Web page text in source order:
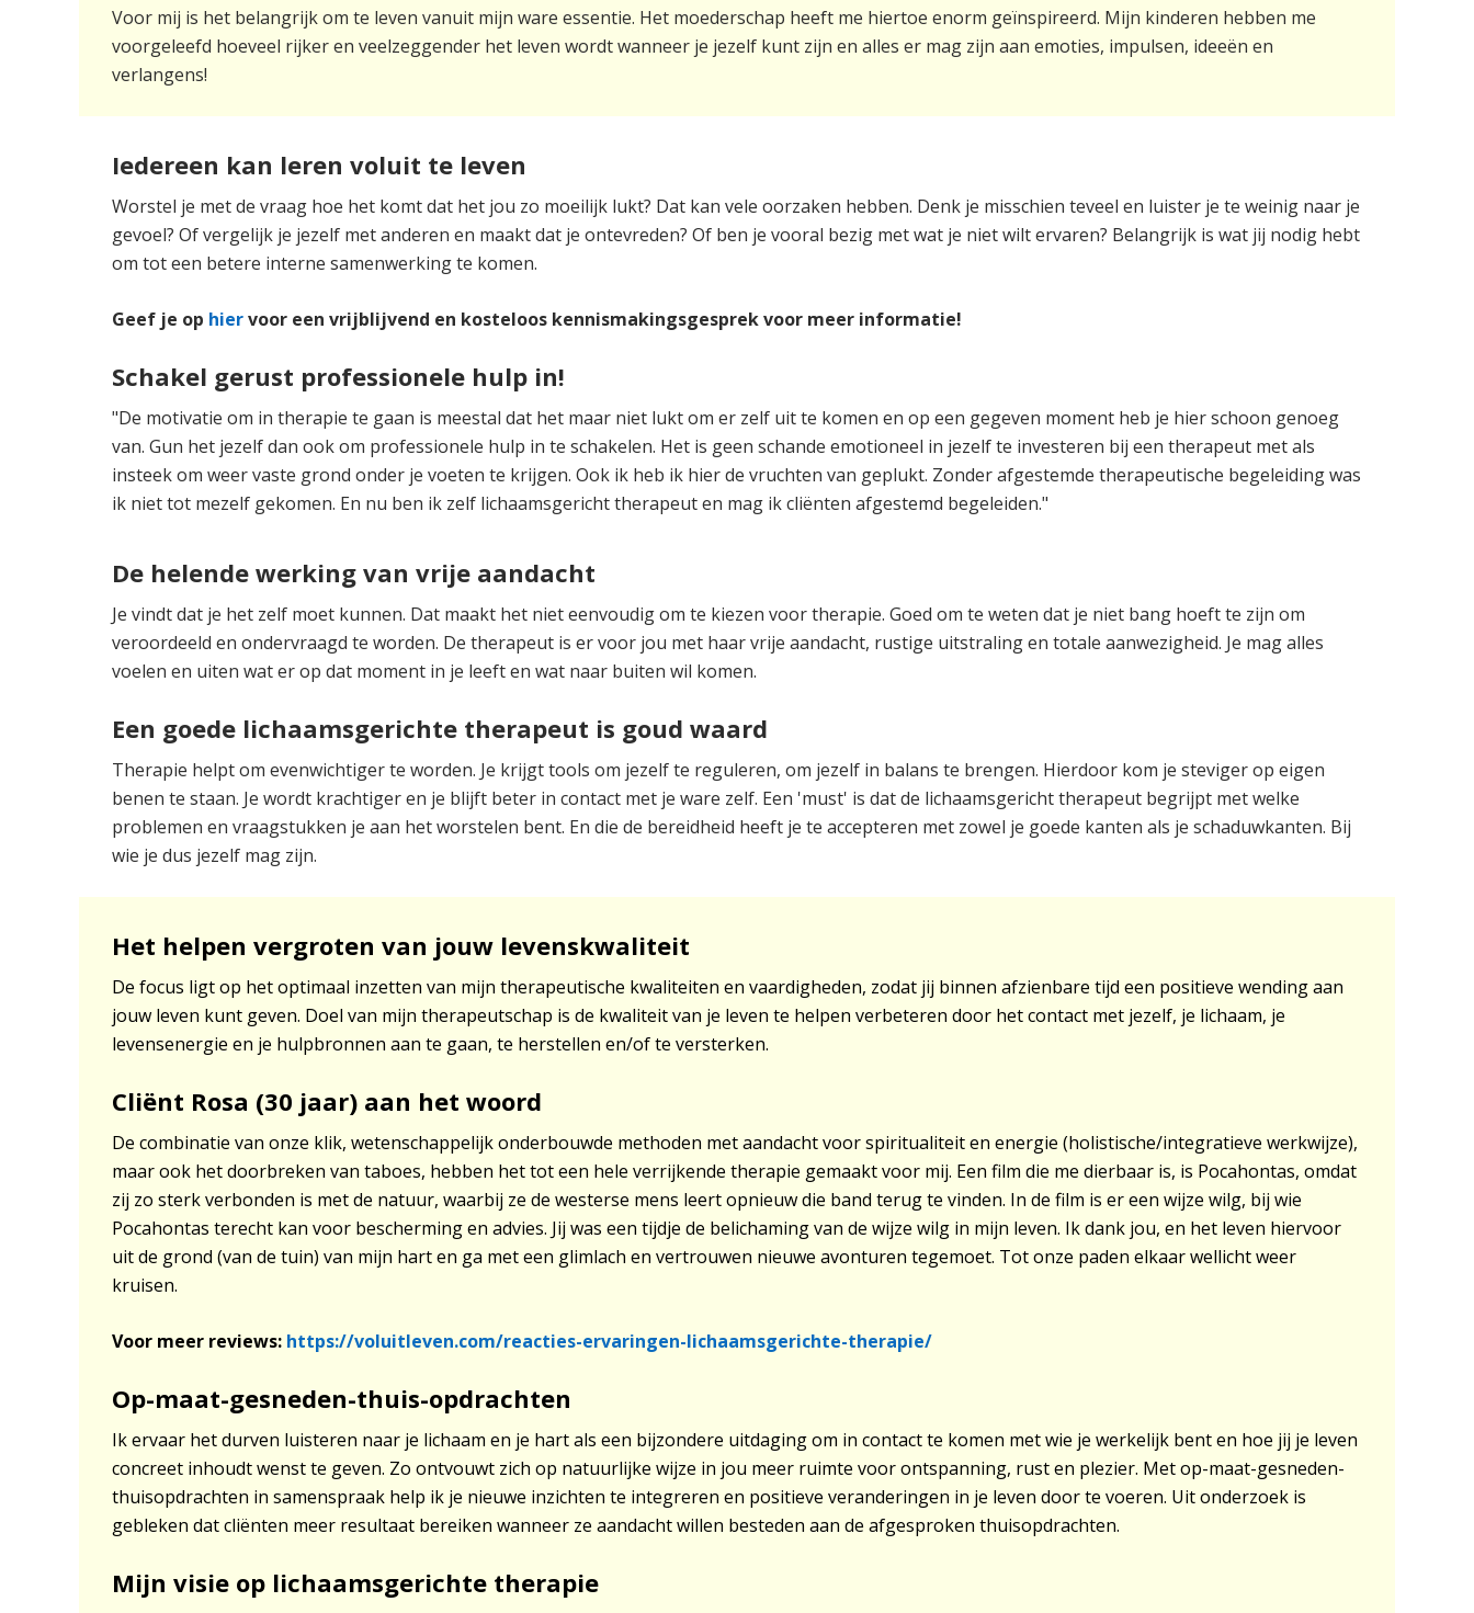
Voor mij is het belangrijk om te leven vanuit mijn ware essentie. Het moederschap heeft me hiertoe enorm geïnspireerd. Mijn kinderen hebben me
voorgeleefd hoeveel rijker en veelzeggender het leven wordt wanneer je jezelf kunt zijn en alles er mag zijn aan emoties, impulsen, ideeën en
verlangens!
Iedereen kan leren voluit te leven
Worstel je met de vraag hoe het komt dat het jou zo moeilijk lukt? Dat kan vele oorzaken hebben. Denk je misschien teveel en luister je te weinig naar je
gevoel? Of vergelijk je jezelf met anderen en maakt dat je ontevreden? Of ben je vooral bezig met wat je niet wilt ervaren? Belangrijk is wat jij nodig hebt
om tot een betere interne samenwerking te komen.
Geef je op hiervoor een vrijblijvend en kosteloos kennismakingsgesprek voor meer informatie!
Schakel gerust professionele hulp in!
"De motivatie om in therapie te gaan is meestal dat het maar niet lukt om er zelf uit te komen en op een gegeven moment heb je hier schoon genoeg
van. Gun het jezelf dan ook om professionele hulp in te schakelen. Het is geen schande emotioneel in jezelf te investeren bij een therapeut met als
insteek om weer vaste grond onder je voeten te krijgen. Ook ik heb ik hier de vruchten van geplukt. Zonder afgestemde therapeutische begeleiding was
ik niet tot mezelf gekomen. En nu ben ik zelf lichaamsgericht therapeut en mag ik cliënten afgestemd begeleiden."
De helende werking van vrije aandacht
Je vindt dat je het zelf moet kunnen. Dat maakt het niet eenvoudig om te kiezen voor therapie. Goed om te weten dat je niet bang hoeft te zijn om
veroordeeld en ondervraagd te worden. De therapeut is er voor jou met haar vrije aandacht, rustige uitstraling en totale aanwezigheid. Je mag alles
voelen en uiten wat er op dat moment in je leeft en wat naar buiten wil komen.
Een goede lichaamsgerichte therapeut is goud waard
Therapie helpt om evenwichtiger te worden. Je krijgt tools om jezelf te reguleren, om jezelf in balans te brengen. Hierdoor kom je steviger op eigen
benen te staan. Je wordt krachtiger en je blijft beter in contact met je ware zelf. Een 'must' is dat de lichaamsgericht therapeut begrijpt met welke
problemen en vraagstukken je aan het worstelen bent. En die de bereidheid heeft je te accepteren met zowel je goede kanten als je schaduwkanten. Bij
wie je dus jezelf mag zijn.
Het helpen vergroten van jouw levenskwaliteit
De focus ligt op het optimaal inzetten van mijn therapeutische kwaliteiten en vaardigheden, zodat jij binnen afzienbare tijd een positieve wending aan
jouw leven kunt geven. Doel van mijn therapeutschap is de kwaliteit van je leven te helpen verbeteren door het contact met jezelf, je lichaam, je
levensenergie en je hulpbronnen aan te gaan, te herstellen en/of te versterken.
Cliënt Rosa (30 jaar) aan het woord
De combinatie van onze klik, wetenschappelijk onderbouwde methoden met aandacht voor spiritualiteit en energie (holistische/integratieve werkwijze),
maar ook het doorbreken van taboes, hebben het tot een hele verrijkende therapie gemaakt voor mij. Een film die me dierbaar is, is Pocahontas, omdat
zij zo sterk verbonden is met de natuur, waarbij ze de westerse mens leert opnieuw die band terug te vinden. In de film is er een wijze wilg, bij wie
Pocahontas terecht kan voor bescherming en advies. Jij was een tijdje de belichaming van de wijze wilg in mijn leven. Ik dank jou, en het leven hiervoor
uit de grond (van de tuin) van mijn hart en ga met een glimlach en vertrouwen nieuwe avonturen tegemoet. Tot onze paden elkaar wellicht weer
kruisen.
Voor meer reviews: https://voluitleven.com/reacties-ervaringen-lichaamsgerichte-therapie/
Op-maat-gesneden-thuis-opdrachten
Ik ervaar het durven luisteren naar je lichaam en je hart als een bijzondere uitdaging om in contact te komen met wie je werkelijk bent en hoe jij je leven
concreet inhoudt wenst te geven. Zo ontvouwt zich op natuurlijke wijze in jou meer ruimte voor ontspanning, rust en plezier. Met op-maat-gesneden-
thuisopdrachten in samenspraak help ik je nieuwe inzichten te integreren en positieve veranderingen in je leven door te voeren. Uit onderzoek is
gebleken dat cliënten meer resultaat bereiken wanneer ze aandacht willen besteden aan de afgesproken thuisopdrachten.
Mijn visie op lichaamsgerichte therapie